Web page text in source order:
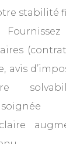
stabilité
avis